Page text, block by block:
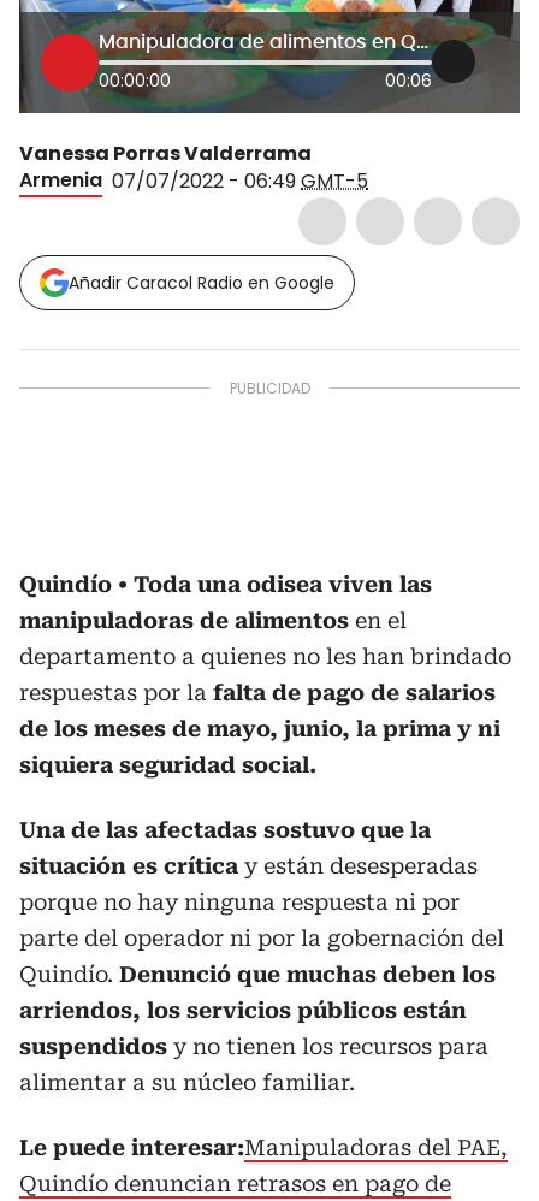
Manipuladora de alimentos en Quindío
00:00:00 00:06
Vanessa Porras Valderrama
Armenia 07/07/2022 - 06:49GMT-5
Añadir Caracol Radio en Google
Quindío
Toda una odisea viven las
manipuladoras de alimentos en el
departamento a quienes no les han brindado
respuestas por la falta de pago de salarios
de los meses de mayo, junio, la prima y ni
siquiera seguridad social.
Una de las afectadas sostuvo que la
situación es crítica y están desesperadas
porque no hay ninguna respuesta ni por
parte del operador ni por la gobernación del
Quindío. Denunció que muchas deben los
arriendos, los servicios públicos están
suspendidos y no tienen los recursos para
alimentar a su núcleo familiar.
Le puede interesar:Manipuladoras del PAE,
Quindío denuncian retrasos en pago de